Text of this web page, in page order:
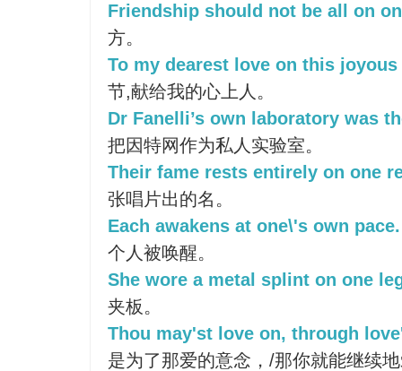
Friendship should not be all on
方。
To my dearest love on this
节,献给我的心上人。
Dr Fanelli’s own laboratory was
把因特网作为私人实验室。
Their fame rests entirely on one
张唱片出的名。
Each awakens at one\'s own pace.
个人被唤醒。
She wore a metal splint on one
夹板。
Thou may'st love on, through
是为了那爱的意念，/那你就能继续